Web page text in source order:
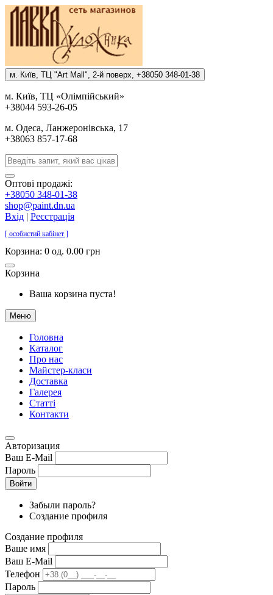
м. Киïв, ТЦ "Art Mall", 2-й поверх, +38050 348-01-38
м. Киïв, ТЦ «Олiмпiйський»
+38044 593-26-05
м. Одеса, Ланжеронiвська, 17
+38063 857-17-68
Оптові продажі:
+38050 348-01-38
shop@paint.dn.ua
Вхід | Реєстрація
[ особистий кабінет ]
Корзина: 0 од. 0.00 грн
Корзина
Ваша корзина пуста!
Меню
Головна
Каталог
Про нас
Майстер-класи
Доставка
Галерея
Статтi
Контакти
Авторизация
Ваш E-Mail
Пароль
Войти
Забыли пароль?
Создание профиля
Создание профиля
Ваше имя
Ваш E-Mail
Телефон
Пароль